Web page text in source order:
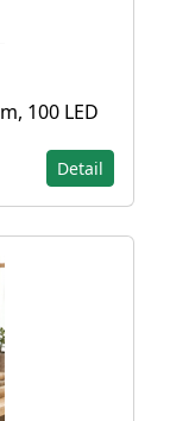
100 LED
Detail